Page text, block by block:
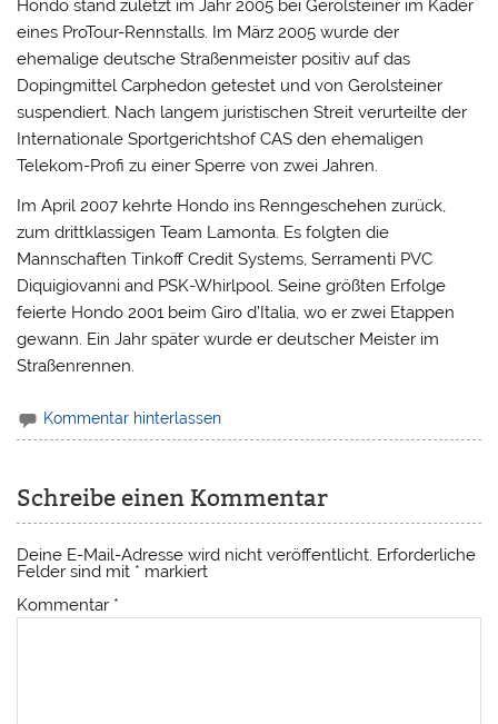
Hondo stand zuletzt im Jahr 2005 bei Gerolsteiner im Kader
eines ProTour-Rennstalls. Im März 2005 wurde der
ehemalige deutsche Straßenmeister positiv auf das
Dopingmittel Carphedon getestet und von Gerolsteiner
suspendiert. Nach langem juristischen Streit verurteilte der
Internationale Sportgerichtshof CAS den ehemaligen
Telekom-Profi zu einer Sperre von zwei Jahren.
Im April 2007 kehrte Hondo ins Renngeschehen zurück,
zum drittklassigen Team Lamonta. Es folgten die
Mannschaften Tinkoff Credit Systems, Serramenti PVC
Diquigiovanni and PSK-Whirlpool. Seine größten Erfolge
feierte Hondo 2001 beim Giro d’Italia, wo er zwei Etappen
gewann. Ein Jahr später wurde er deutscher Meister im
Straßenrennen.
Kommentar hinterlassen
Schreibe einen Kommentar
Deine E-Mail-Adresse wird nicht veröffentlicht. Erforderliche
Felder sind mit * markiert
Kommentar *